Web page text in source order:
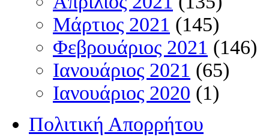
Μάρτιος 2021 (145)
Φεβρουάριος 2021 (146)
Ιανουάριος 2021 (65)
Ιανουάριος 2020 (1)
Πολιτική Απορρήτου